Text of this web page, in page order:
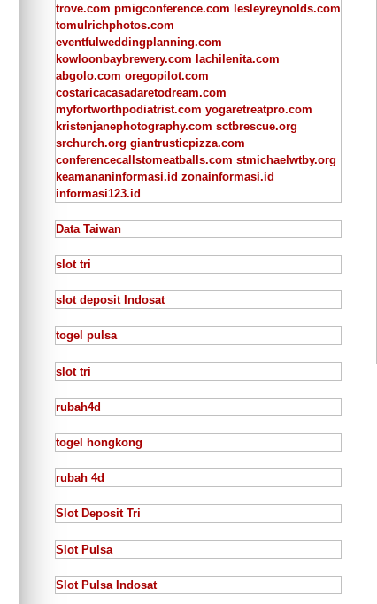
trove.com pmigconference.com lesleyreynolds.com
tomulrichphotos.com
eventfulweddingplanning.com
kowloonbaybrewery.com lachilenita.com
abgolo.com oregopilot.com
costaricacasadaretodream.com
myfortworthpodiatrist.com yogaretreatpro.com
kristenjanephotography.com sctbrescue.org
srchurch.org giantrusticpizza.com
conferencecallstomeatballs.com stmichaelwtby.org
keamananinformasi.id zonainformasi.id
informasi123.id
Data Taiwan
slot tri
slot deposit Indosat
togel pulsa
slot tri
rubah4d
togel hongkong
rubah 4d
Slot Deposit Tri
Slot Pulsa
Slot Pulsa Indosat